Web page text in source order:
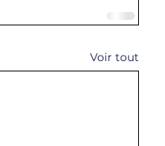
Voir tout